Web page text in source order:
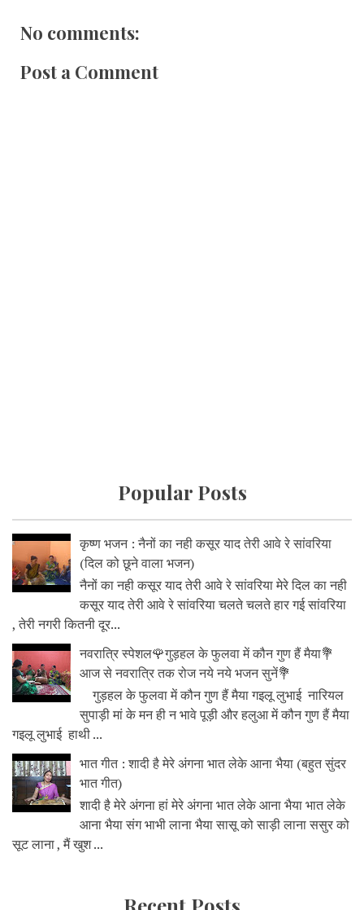
No comments:
Post a Comment
Popular Posts
कृष्ण भजन : नैनों का नही कसूर याद तेरी आवे रे सांवरिया
(दिल को छूने वाला भजन)
नैनों का नही कसूर याद तेरी आवे रे सांवरिया मेरे दिल का नही
कसूर याद तेरी आवे रे सांवरिया चलते चलते हार गई सांवरिया
, तेरी नगरी कितनी दूर...
नवरात्रि स्पेशल🌹गुड़हल के फुलवा में कौन गुण हैं मैया💐
आज से नवरात्रि तक रोज नये नये भजन सुनें💐
गुड़हल के फुलवा में कौन गुण हैं मैया गइलू लुभाई नारियल
सुपाड़ी मां के मन ही न भावे पूड़ी और हलुआ में कौन गुण हैं मैया
गइलू लुभाई हाथी ...
भात गीत : शादी है मेरे अंगना भात लेके आना भैया (बहुत सुंदर
भात गीत)
शादी है मेरे अंगना हां मेरे अंगना भात लेके आना भैया भात लेके
आना भैया संग भाभी लाना भैया सासू को साड़ी लाना ससुर को
सूट लाना , मैं खुश ...